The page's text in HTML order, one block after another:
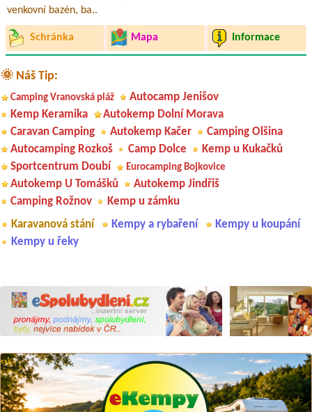
venkovní bazén, ba..
Schránka Mapa Informace
🌞 Náš Tip:
Camping Vranovská pláž
Autocamp Jenišov
Kemp Keramika
Autokemp Dolní Morava
Caravan Camping
Autokemp Kačer
Camping Olšina
Autocamping Rozkoš
Camp Dolce
Kemp u Kukačků
Sportcentrum Doubí
Eurocamping Bojkovice
Autokemp U Tomášků
Autokemp Jindřiš
Camping Rožnov
Kemp u zámku
Karavanová stání
Kempy a rybaření
Kempy u koupání
Kempy u řeky